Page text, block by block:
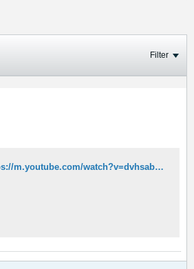
Filter
https://m.youtube.com/watch?v=dvhsabsa6LM